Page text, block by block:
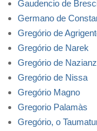
Gaudencio de
Germano de
Gregório de
Gregório de Narek
Gregório de
Gregório de Nissa
Gregório Magno
Gregorio Palamàs
Gregório, o